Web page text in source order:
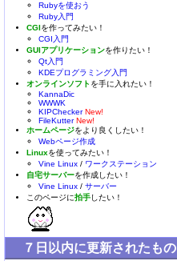
Rubyを使おう
Ruby入門
CGIを作ってみたい！
CGI入門
GUIアプリケーションを作りたい！
Qt入門
KDEプログラミング入門
オンラインソフト を手に入れたい！
KannaDic
WWWK
KIPChecker New!
FileKutter New!
ホームページをより良くしたい！
Webページ作成
Linuxを使ってみたい！
Vine Linux / ワークステーション
自宅サーバーを作成したい！
Vine Linux / サーバー
このページに拍手したい！
７日以内に更新されたもの